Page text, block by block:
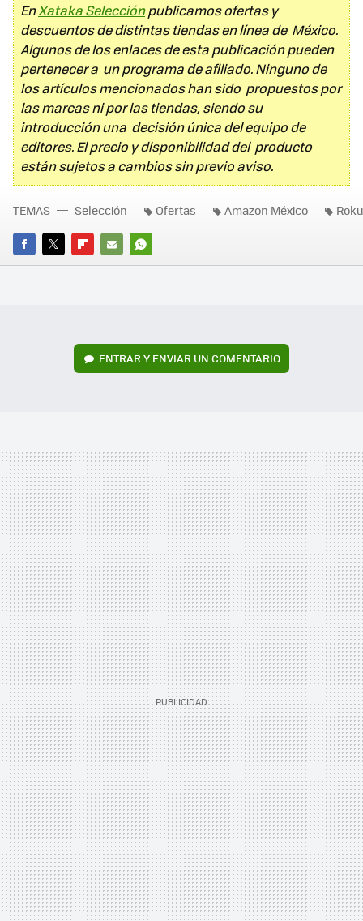
EnXataka Selecciónpublicamos ofertas y
descuentos de distintas tiendas en línea de México.
Algunos de los enlaces de esta publicación pueden
pertenecer a un programa de afiliado. Ninguno de
los artículos mencionados han sido propuestos por
las marcas ni por las tiendas, siendo su
introducción una decisión única del equipo de
editores. El precio y disponibilidad del producto
están sujetos a cambios sin previo aviso.
FACEBOOK
TWITTERFLIPBOARD
E-
WHATSAPP
TEMAS Selección Ofertas Amazon México Roku
ENTRAR Y ENVIAR UN COMENTARIO